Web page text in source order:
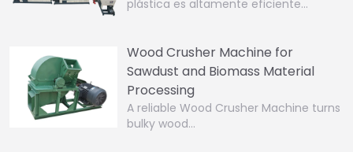
plástica es altamente eficiente…
Wood Crusher Machine for
Sawdust and Biomass Material
Processing
A reliable Wood Crusher Machine turns
bulky wood…